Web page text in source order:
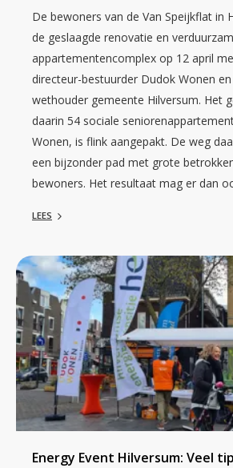
De bewoners van de Van Speijkflat in
de geslaagde renovatie en
appartementencomplex op 12 april
directeur-bestuurder Dudok Wonen
wethouder gemeente Hilversum. Het
daarin 54 sociale
Wonen, is flink aangepakt. De weg
een bijzonder pad met grote
bewoners. Het resultaat mag er dan
LEES
Energy Event Hilversum: Veel